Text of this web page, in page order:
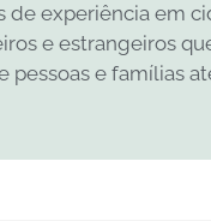
de experiência em
e estrangeiros
pessoas e famílias